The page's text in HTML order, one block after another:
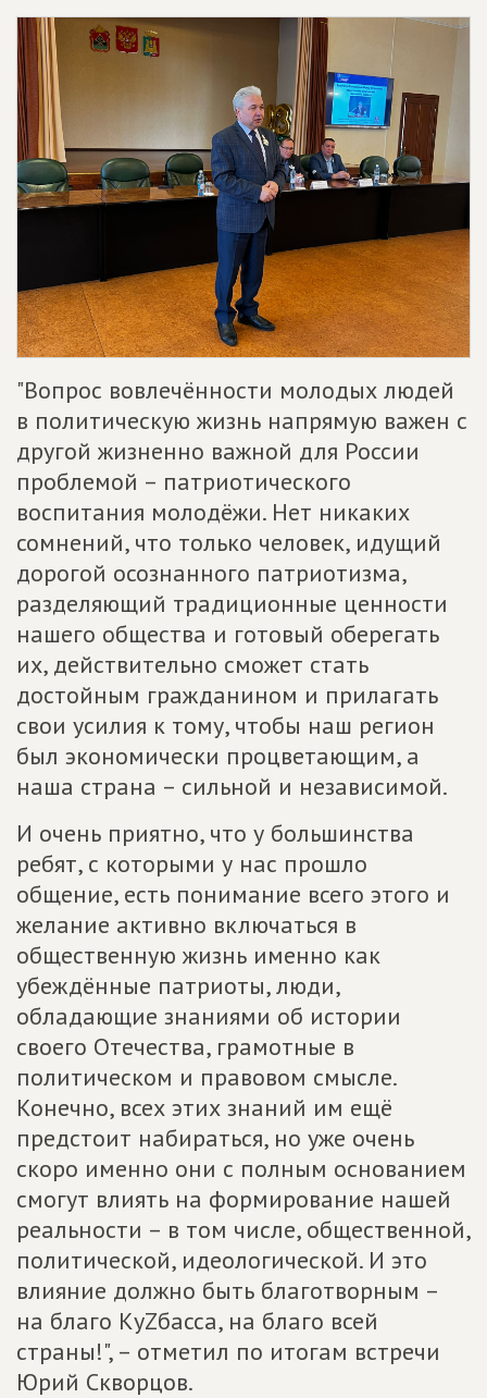
"Вопрос вовлечённости молодых людей
в политическую жизнь напрямую важен с
другой жизненно важной для России
проблемой – патриотического
воспитания молодёжи. Нет никаких
сомнений, что только человек, идущий
дорогой осознанного патриотизма,
разделяющий традиционные ценности
нашего общества и готовый оберегать
их, действительно сможет стать
достойным гражданином и прилагать
свои усилия к тому, чтобы наш регион
был экономически процветающим, а
наша страна – сильной и независимой.
И очень приятно, что у большинства
ребят, с которыми у нас прошло
общение, есть понимание всего этого и
желание активно включаться в
общественную жизнь именно как
убеждённые патриоты, люди,
обладающие знаниями об истории
своего Отечества, грамотные в
политическом и правовом смысле.
Конечно, всех этих знаний им ещё
предстоит набираться, но уже очень
скоро именно они с полным основанием
смогут влиять на формирование нашей
реальности – в том числе, общественной,
политической, идеологической. И это
влияние должно быть благотворным –
на благо КуZбасса, на благо всей
страны!", – отметил по итогам встречи
Юрий Скворцов.